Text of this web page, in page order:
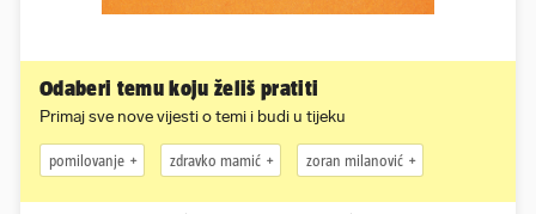
Odaberi temu koju želiš pratiti
Primaj sve nove vijesti o temi i budi u tijeku
pomilovanje zdravko mamić zoran milanović